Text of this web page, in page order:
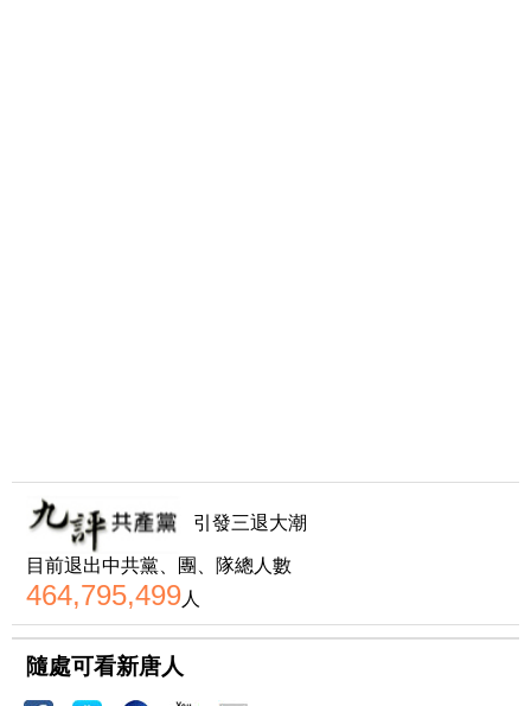
引發三退大潮
目前退出中共黨、團、隊總人數
464,795,499人
隨處可看新唐人